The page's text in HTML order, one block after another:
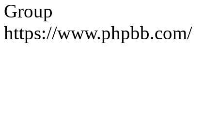
Group
https://www.phpbb.com/